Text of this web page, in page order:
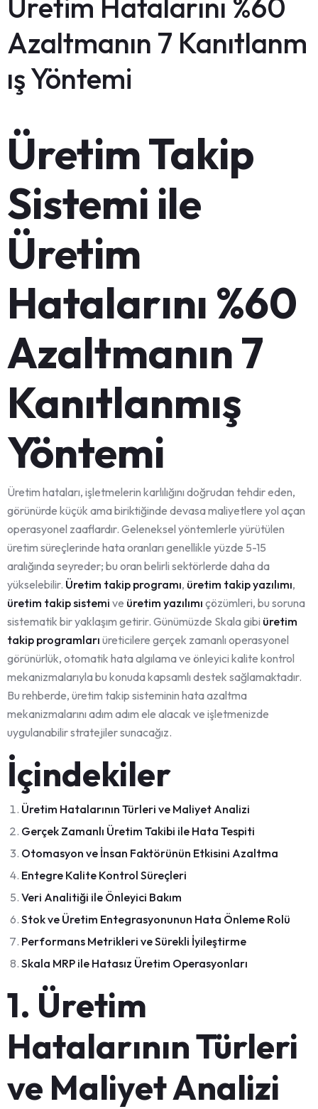
Azaltmanın 7 Kanıtlanm
ış Yöntemi
Üretim Takip
Sistemi ile
Üretim
Hatalarını %60
Azaltmanın 7
Kanıtlanmış
Yöntemi
Üretim hataları, işletmelerin karlılığını doğrudan tehdir eden,
görünürde küçük ama biriktiğinde devasa maliyetlere yol açan
operasyonel zaaflardır. Geleneksel yöntemlerle yürütülen
üretim süreçlerinde hata oranları genellikle yüzde 5-15
aralığında seyreder; bu oran belirli sektörlerde daha da
yükselebilir. Üretim takip programı, üretim takip yazılımı,
üretim takip sistemi ve üretim yazılımı çözümleri, bu soruna
sistematik bir yaklaşım getirir. Günümüzde Skala gibi üretim
takip programları üreticilere gerçek zamanlı operasyonel
görünürlük, otomatik hata algılama ve önleyici kalite kontrol
mekanizmalarıyla bu konuda kapsamlı destek sağlamaktadır.
Bu rehberde, üretim takip sisteminin hata azaltma
mekanizmalarını adım adım ele alacak ve işletmenizde
uygulanabilir stratejiler sunacağız.
İçindekiler
Üretim Hatalarının Türleri ve Maliyet Analizi
Gerçek Zamanlı Üretim Takibi ile Hata Tespiti
Otomasyon ve İnsan Faktörünün Etkisini Azaltma
Entegre Kalite Kontrol Süreçleri
Veri Analitiği ile Önleyici Bakım
Stok ve Üretim Entegrasyonunun Hata Önleme Rolü
Performans Metrikleri ve Sürekli İyileştirme
Skala MRP ile Hatasız Üretim Operasyonları
1. Üretim
Hatalarının Türleri
ve Maliyet Analizi